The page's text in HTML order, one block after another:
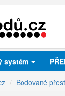
systém
Bodované